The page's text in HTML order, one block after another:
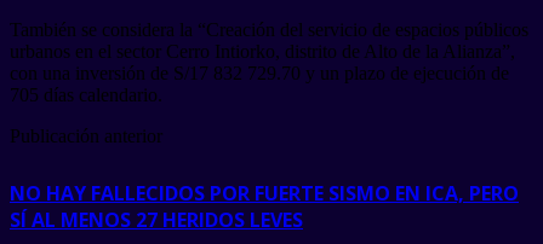
También se considera la “Creación del servicio de espacios públicos
urbanos en el sector Cerro Intiorko, distrito de Alto de la Alianza”,
con una inversión de S/17 832 729.70 y un plazo de ejecución de
705 días calendario.
Publicación anterior
NO HAY FALLECIDOS POR FUERTE SISMO EN ICA, PERO
SÍ AL MENOS 27 HERIDOS LEVES